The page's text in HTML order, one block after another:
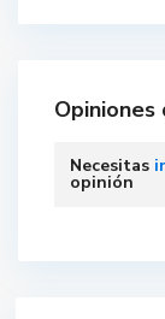
Necesitas
opinión